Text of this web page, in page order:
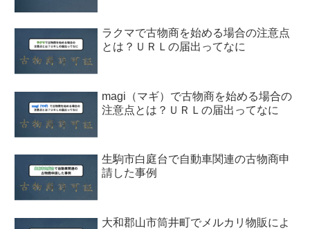
ラクマで古物商を始める場合の注意点
とは？ＵＲＬの届出ってなに
magi（マギ）で古物商を始める場合の
注意点とは？ＵＲＬの届出ってなに
生駒市白庭台で自動車関連の古物商申
請した事例
大和郡山市筒井町でメルカリ物販によ